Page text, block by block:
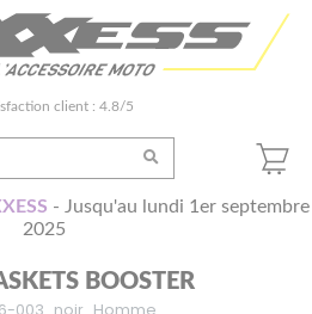
client : 4.8/5
- Jusqu'au lundi 1er septembre
2025
BOOSTER
003 noir Homme